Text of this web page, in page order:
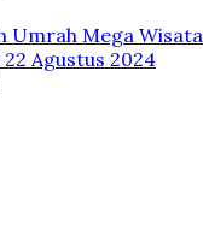
Umrah Mega Wisata
Agustus 2024